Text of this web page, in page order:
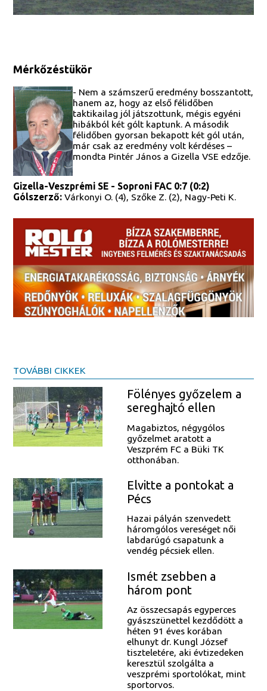
Mérkőzéstükör
- Nem a számszerű eredmény bosszantott,
hanem az, hogy az első félidőben
taktikailag jól játszottunk, mégis egyéni
hibákból két gólt kaptunk. A második
félidőben gyorsan bekapott két gól után,
már csak az eredmény volt kérdéses –
mondta Pintér János a Gizella VSE edzője.
Gizella-Veszprémi SE - Soproni FAC 0:7 (0:2)
Gólszerző:Várkonyi O. (4), Szőke Z. (2), Nagy-Peti K.
TOVÁBBI CIKKEK
Fölényes győzelem a
sereghajtó ellen
Magabiztos, négygólos
győzelmet aratott a
Veszprém FC a Büki TK
otthonában.
Elvitte a pontokat a
Pécs
Hazai pályán szenvedett
háromgólos vereséget női
labdarúgó csapatunk a
vendég pécsiek ellen.
Ismét zsebben a
három pont
Az összecsapás egyperces
gyászszünettel kezdődött a
héten 91 éves korában
elhunyt dr. Kungl József
tiszteletére, aki évtizedeken
keresztül szolgálta a
veszprémi sportolókat, mint
sportorvos.